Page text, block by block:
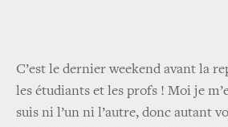
C’est le dernier weekend avant la
les étudiants et les profs ! Moi je
suis ni l’un ni l’autre, donc autant